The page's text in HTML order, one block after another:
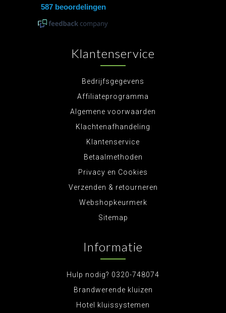
Klantenservice
Bedrijfsgegevens
Affiliateprogramma
Algemene voorwaarden
Klachtenafhandeling
Klantenservice
Betaalmethoden
Privacy en Cookies
Verzenden & retourneren
Webshopkeurmerk
Sitemap
Informatie
Hulp nodig? 0320-748074
Brandwerende kluizen
Hotel kluissystemen